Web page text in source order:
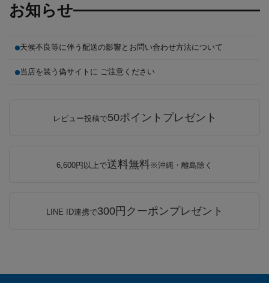
お知らせ
天候不良等に伴う配送の影響とお問い合わせ方法について
当店を装う偽サイトに ご注意ください
レビュー投稿で50ポイントプレゼント
6,600円以上で送料無料※沖縄・離島除く
LINE ID連携で300円クーポンプレゼント